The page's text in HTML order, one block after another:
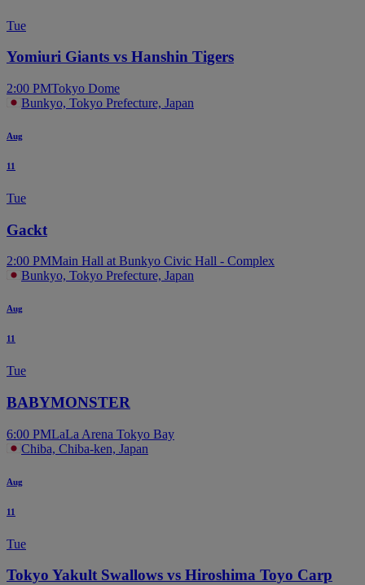
Tue
Yomiuri Giants vs Hanshin Tigers
2:00 PMTokyo Dome
Bunkyo, Tokyo Prefecture, Japan
Aug
11
Tue
Gackt
2:00 PMMain Hall at Bunkyo Civic Hall - Complex
Bunkyo, Tokyo Prefecture, Japan
Aug
11
Tue
BABYMONSTER
6:00 PMLaLa Arena Tokyo Bay
Chiba, Chiba-ken, Japan
Aug
11
Tue
Tokyo Yakult Swallows vs Hiroshima Toyo Carp